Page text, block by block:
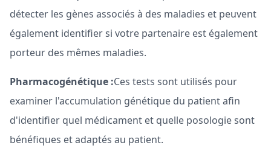
détecter les gènes associés à des maladies et peuvent
également identifier si votre partenaire est également
porteur des mêmes maladies.
Pharmacogénétique :Ces tests sont utilisés pour
examiner l'accumulation génétique du patient afin
d'identifier quel médicament et quelle posologie sont
bénéfiques et adaptés au patient.